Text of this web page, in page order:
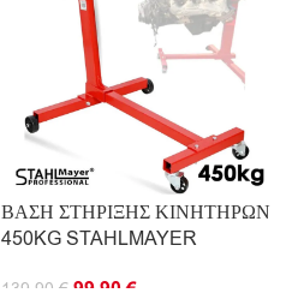
ΒΑΣΗ ΣΤΗΡΙΞΗΣ ΚΙΝΗΤΗΡΩΝ
450KG STAHLMAYER
139.90 € 99.90€